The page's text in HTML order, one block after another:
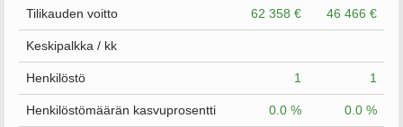
Tilikauden voitto 62 358 € 46 466 €
Keskipalkka / kk
Henkilöstö 1 1
Henkilöstömäärän kasvuprosentti 0.0 %
0.0 %